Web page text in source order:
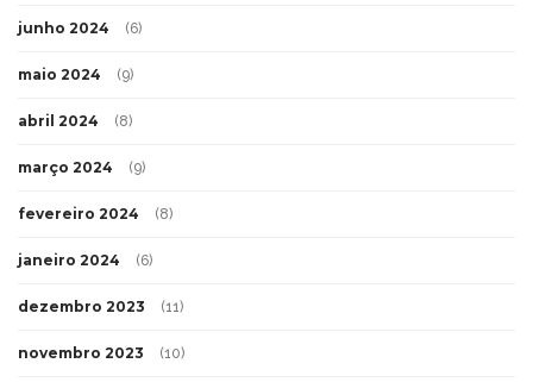
junho 2024 (6)
maio 2024 (9)
abril 2024 (8)
março 2024 (9)
fevereiro 2024 (8)
janeiro 2024 (6)
dezembro 2023 (11)
novembro 2023 (10)